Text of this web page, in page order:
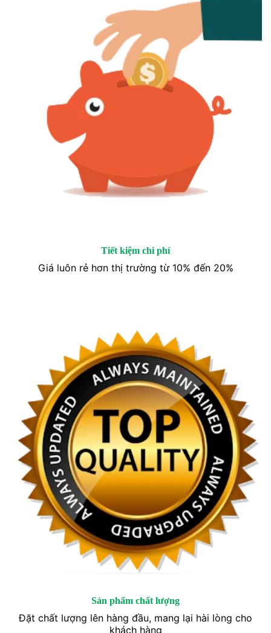
Tiết kiệm chi phí
Giá luôn rẻ hơn thị trường từ 10% đến 20%
Sản phẩm chất lượng
Đặt chất lượng lên hàng đầu, mang lại hài lòng cho
khách hàng